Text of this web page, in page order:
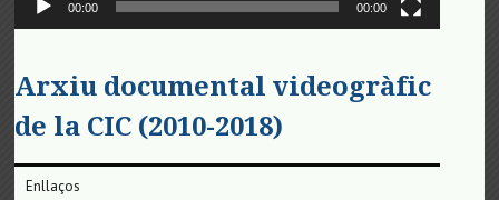
00:00 00:00
Arxiu documental videogràfic
de la CIC (2010-2018)
Enllaços